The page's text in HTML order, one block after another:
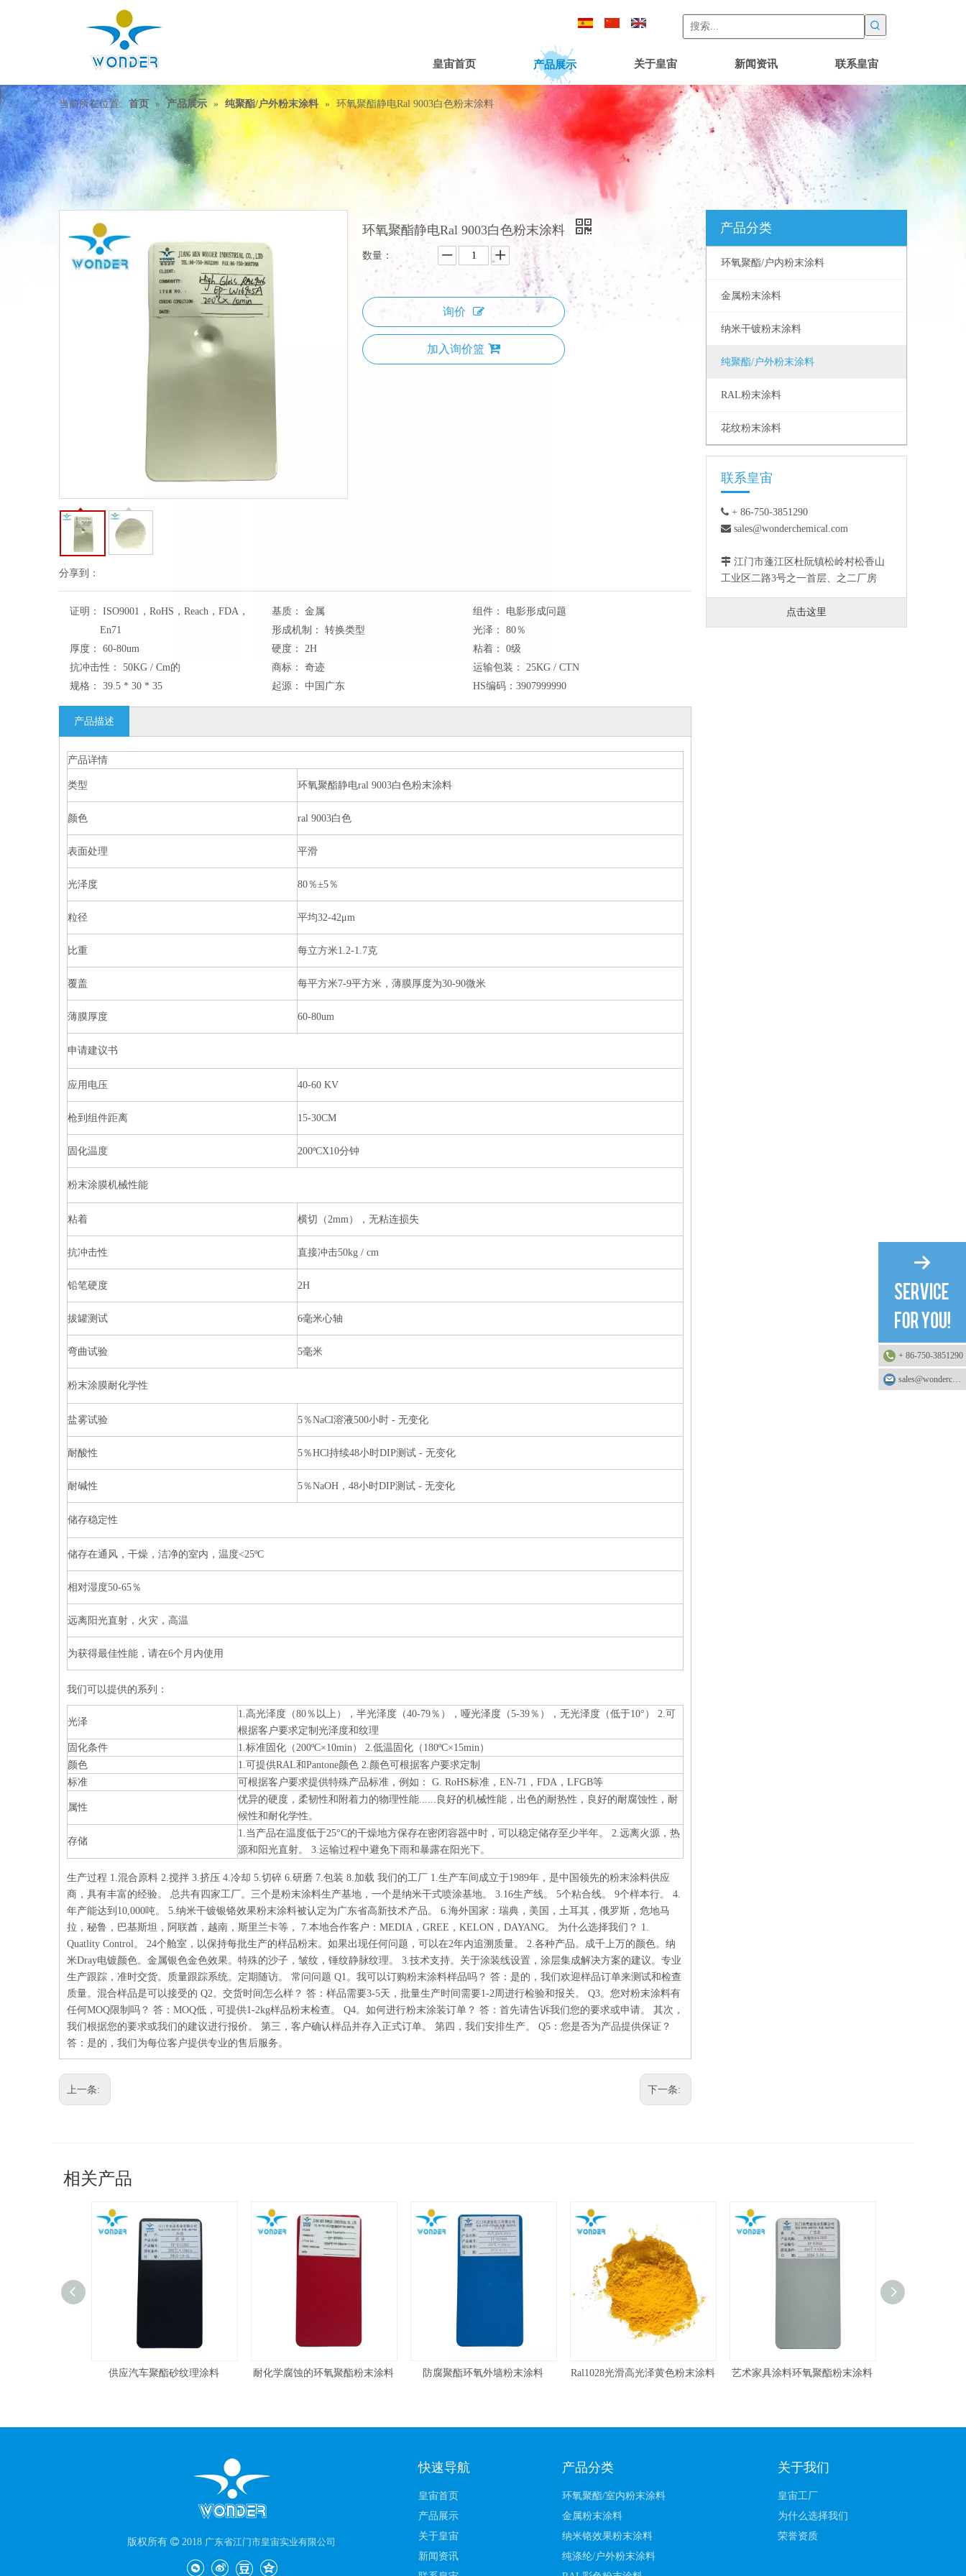
皇宙首页 产品展示 关于皇宙 新闻资讯 联系皇宙
当前所在位置: 首页 » 产品展示 » 纯聚酯/户外粉末涂料 » 环氧聚酯静电Ral 9003白色粉末涂料
分享到：
环氧聚酯静电Ral 9003白色粉末涂料
数量：
询价
加入询价篮
证明：
ISO9001，RoHS，Reach，FDA，
En71
基质： 金属 组件：
电影形成问题
形成机制：
转换类型 光泽：
80％
厚度：
60-80um 硬度： 2H 粘着：
0级
抗冲击性：
50KG / Cm的 商标： 奇迹 运输包装：
25KG / CTN
规格：
39.5 * 30 * 35 起源： 中国广东 HS编码： 3907999990
产品描述
产品详情
类型 环氧聚酯静电ral 9003白色粉末涂料
颜色 ral 9003白色
表面处理 平滑
光泽度 80％±5％
粒径 平均32-42μm
比重 每立方米1.2-1.7克
覆盖 每平方米7-9平方米，薄膜厚度为30-90微米
薄膜厚度 60-80um
申请建议书
应用电压 40-60 KV
枪到组件距离 15-30CM
固化温度 200ºCX10分钟
粉末涂膜机械性能
粘着 横切（2mm），无粘连损失
抗冲击性 直接冲击50kg / cm
铅笔硬度 2H
拔罐测试 6毫米心轴
弯曲试验 5毫米
粉末涂膜耐化学性
盐雾试验 5％NaCl溶液500小时 - 无变化
耐酸性 5％HCl持续48小时DIP测试 - 无变化
耐碱性 5％NaOH，48小时DIP测试 - 无变化
储存稳定性
储存在通风，干燥，洁净的室内，温度<25ºC
相对湿度50-65％
远离阳光直射，火灾，高温
为获得最佳性能，请在6个月内使用
我们可以提供的系列：
光泽
1.高光泽度（80％以上），半光泽度（40-79％），哑光泽度（5-39％），无光泽度（低于10°） 2.可
根据客户要求定制光泽度和纹理
固化条件
1.标准固化（200ºC×10min） 2.低温固化（180ºC×15min）
颜色
1.可提供RAL和Pantone颜色 2.颜色可根据客户要求定制
标准
可根据客户要求提供特殊产品标准，例如： G. RoHS标准，EN-71，FDA，LFGB等
属性
优异的硬度，柔韧性和附着力的物理性能......良好的机械性能，出色的耐热性，良好的耐腐蚀性，耐
候性和耐化学性。
存储
1.当产品在温度低于25°C的干燥地方保存在密闭容器中时，可以稳定储存至少半年。 2.远离火源，热
源和阳光直射。 3.运输过程中避免下雨和暴露在阳光下。
生产过程 1.混合原料 2.搅拌 3.挤压 4.冷却 5.切碎 6.研磨 7.包装 8.加载 我们的工厂 1.生产车间成立于1989年，是中国领先的粉末涂料供应
商，具有丰富的经验。 总共有四家工厂。三个是粉末涂料生产基地，一个是纳米干式喷涂基地。 3.16生产线。 5个粘合线。 9个样本行。 4.
年产能达到10,000吨。 5.纳米干镀银铬效果粉末涂料被认定为广东省高新技术产品。 6.海外国家：瑞典，美国，土耳其，俄罗斯，危地马
拉，秘鲁，巴基斯坦，阿联酋，越南，斯里兰卡等， 7.本地合作客户：MEDIA，GREE，KELON，DAYANG。 为什么选择我们？ 1.
Quatlity Control。 24个舱室，以保持每批生产的样品粉末。如果出现任何问题，可以在2年内追溯质量。 2.各种产品。成千上万的颜色。纳
米Dray电镀颜色。金属银色金色效果。特殊的沙子，皱纹，锤纹静脉纹理。 3.技术支持。关于涂装线设置，涂层集成解决方案的建议。专业
生产跟踪，准时交货。质量跟踪系统。定期随访。 常问问题 Q1。我可以订购粉末涂料样品吗？ 答：是的，我们欢迎样品订单来测试和检查
质量。混合样品是可以接受的 Q2。交货时间怎么样？ 答：样品需要3-5天，批量生产时间需要1-2周进行检验和报关。 Q3。您对粉末涂料有
任何MOQ限制吗？ 答：MOQ低，可提供1-2kg样品粉末检查。 Q4。如何进行粉末涂装订单？ 答：首先请告诉我们您的要求或申请。 其次，
我们根据您的要求或我们的建议进行报价。 第三，客户确认样品并存入正式订单。 第四，我们安排生产。 Q5：您是否为产品提供保证？
答：是的，我们为每位客户提供专业的售后服务。
上一条: 下一条:
产品分类
环氧聚酯/户内粉末涂料
金属粉末涂料
纳米干镀粉末涂料
纯聚酯/户外粉末涂料
RAL粉末涂料
花纹粉末涂料
联系皇宙
 + 86-750-3851290
 sales@wonderchemical.com
 江门市蓬江区杜阮镇松岭村松香山
工业区二路3号之一首层、之二厂房
点击这里
相关产品
耐化学腐蚀的环氧聚酯粉末涂料 防腐聚酯环氧外墙粉末涂料 Ral1028光滑高光泽黄色粉末涂料 艺术家具涂料环氧聚酯粉末涂料 镀铬银镜银色浴室配件粉末涂料
版权所有  2018 广东省江门市皇宙实业有限公司
快速导航
皇宙首页
产品展示
关于皇宙
新闻资讯
产品分类
环氧聚酯/室内粉末涂料
金属粉末涂料
纳米铬效果粉末涂料
纯涤纶/户外粉末涂料
关于我们
皇宙工厂
为什么选择我们
荣誉资质
+ 86-750-3851290